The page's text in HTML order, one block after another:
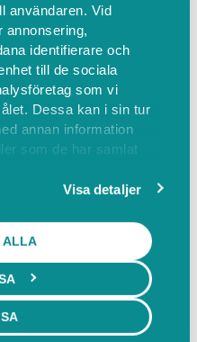
användaren. Vid
annonsering,
identifierare och
till de sociala
som vi
Dessa kan i sin tur
annan information
som de har samlat
Visa detaljer
ALLA
på Lurbo!
lekar, glasstest,
och ombyte) och
för den här dagen